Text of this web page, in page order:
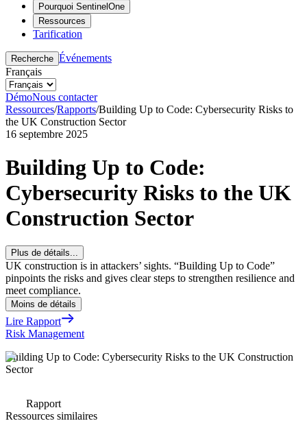
Pourquoi SentinelOne
Ressources
Tarification
Recherche Événements
Français
DémoNous contacter
Ressources/Rapports/Building Up to Code: Cybersecurity Risks to
the UK Construction Sector
16 septembre 2025
Building Up to Code:
Cybersecurity Risks to the UK
Construction Sector
Plus de détails...
UK construction is in attackers’ sights. “Building Up to Code”
pinpoints the risks and gives clear steps to strengthen resilience and
meet compliance.
Moins de détails
Lire Rapport
Risk Management
Building Up to Code: Cybersecurity Risks to the UK Construction
Sector
Rapport
Ressources similaires